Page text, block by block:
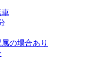
車
の場合あり